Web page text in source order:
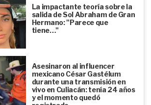
La impactante teoría sobre la
salida de Sol Abraham de Gran
Hermano: "Parece que
tiene…"
Asesinaron al influencer
mexicano César Gastélum
durante una transmisión en
vivo en Culiacán: tenía 24 años
y el momento quedó